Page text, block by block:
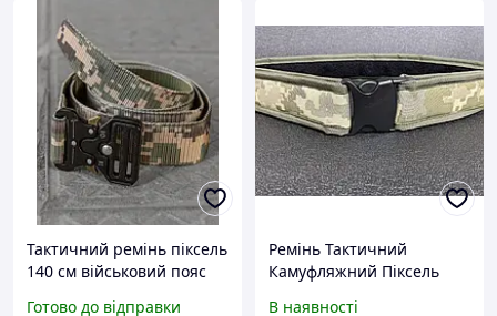
Тактичний ремінь піксель
140 см військовий пояс
Готово до відправки
Ремінь Тактичний
Камуфляжний Піксель
В наявності